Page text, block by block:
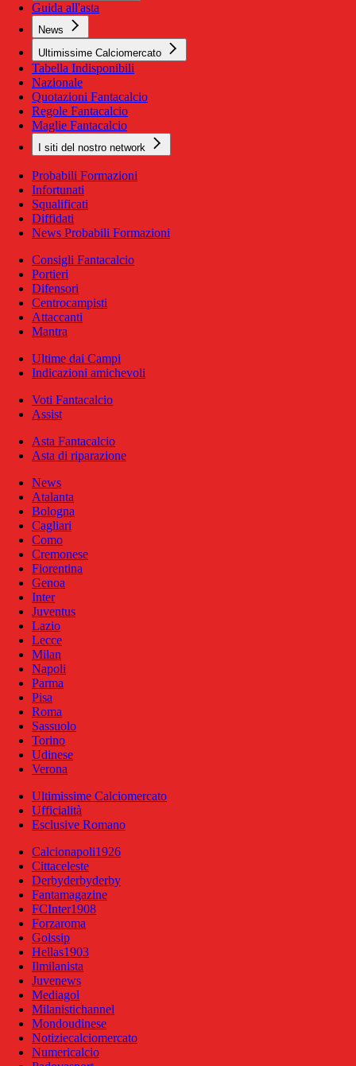
Guida all'asta
News
Ultimissime Calciomercato
Tabella Indisponibili
Nazionale
Quotazioni Fantacalcio
Regole Fantacalcio
Maglie Fantacalcio
I siti del nostro network
Probabili Formazioni
Infortunati
Squalificati
Diffidati
News Probabili Formazioni
Consigli Fantacalcio
Portieri
Difensori
Centrocampisti
Attaccanti
Mantra
Ultime dai Campi
Indicazioni amichevoli
Voti Fantacalcio
Assist
Asta Fantacalcio
Asta di riparazione
News
Atalanta
Bologna
Cagliari
Como
Cremonese
Fiorentina
Genoa
Inter
Juventus
Lazio
Lecce
Milan
Napoli
Parma
Pisa
Roma
Sassuolo
Torino
Udinese
Verona
Ultimissime Calciomercato
Ufficialità
Esclusive Romano
Calcionapoli1926
Cittaceleste
Derbyderbyderby
Fantamagazine
FCInter1908
Forzaroma
Golssip
Hellas1903
Ilmilanista
Juvenews
Mediagol
Milanistichannel
Mondoudinese
Notiziecalciomercato
Numericalcio